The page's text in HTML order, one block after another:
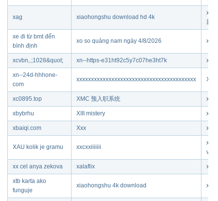
xag xiaohongshu download hd 4k
新
xe đi từ bmt đến
bình định
xo so quảng nam ngày 4/8/2026 xn--
xcvbn,.;1028&quot; xn--https-e31ht92c5y7c07he3ht7k
xn--24d-hhhone-
com
xxxxxxxxxxxxxxxxxxxxxxxxxxxxxxxxxxxxxxxxx
xc0895.top XMC 预入职系统
xbybrhu XIII mistery xxx
xbaiqi.com Xxx xau
XAU kolik je gramu xxcxxiiiiiii
xx cel anya zekova xalaflix xur
xtb karta ako
funguje
xiaohongshu 4k download x23